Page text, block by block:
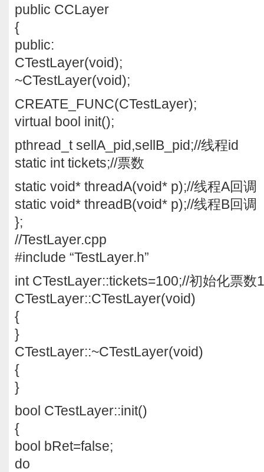
public CCLayer
{
public:
CTestLayer(void);
~CTestLayer(void);
CREATE_FUNC(CTestLayer);
virtual bool init();
pthread_t sellA_pid,sellB_pid;//线程id
static int tickets;//票数
static void* threadA(void* p);//线程A回调
static void* threadB(void* p);//线程B回调
};
//TestLayer.cpp
#include “TestLayer.h”
int CTestLayer::tickets=100;//初始化票数
CTestLayer::CTestLayer(void)
{
}
CTestLayer::~CTestLayer(void)
{
}
bool CTestLayer::init()
{
bool bRet=false;
do